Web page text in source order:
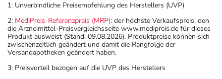
1: Unverbindliche Preisempfehlung des Herstellers (UVP)
2: MediPreis-Referenzpreis (MRP): der höchste Verkaufspreis, den
die Arzneimittel-Preisvergleichsseite www.medipreis.de für dieses
Produkt ausweist (Stand: 09.08.2026). Produktpreise können sich
zwischenzeitlich geändert und damit die Rangfolge der
Versandapotheken geändert haben.
3: Preisvorteil bezogen auf die UVP des Herstellers